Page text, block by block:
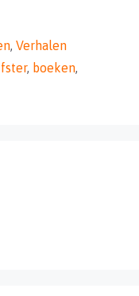
, Verhalen
, boeken,